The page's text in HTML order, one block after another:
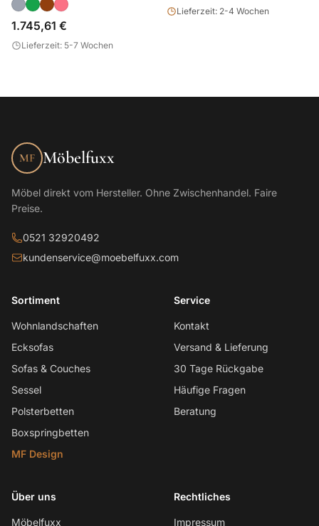
1.745,61 €
Lieferzeit: 5-7 Wochen
Lieferzeit: 2-4 Wochen
MF Möbelfuxx
Möbel direkt vom Hersteller. Ohne Zwischenhandel. Faire
Preise.
0521 32920492
kundenservice@moebelfuxx.com
Sortiment
Wohnlandschaften
Ecksofas
Sofas & Couches
Sessel
Polsterbetten
Boxspringbetten
MF Design
Service
Kontakt
Versand & Lieferung
30 Tage Rückgabe
Häufige Fragen
Beratung
Über uns
Möbelfuxx
Rechtliches
Impressum